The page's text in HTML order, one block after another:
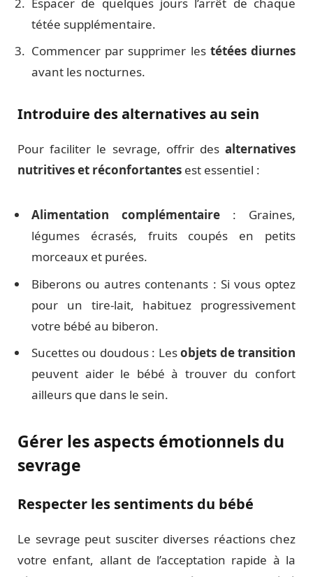
tétée supplémentaire.
Commencer par supprimer les tétées diurnes
avant les nocturnes.
Introduire des alternatives au sein
Pour faciliter le sevrage, offrir des alternatives
nutritives et réconfortantes est essentiel :
Alimentation complémentaire : Graines,
légumes écrasés, fruits coupés en petits
morceaux et purées.
Biberons ou autres contenants : Si vous optez
pour un tire-lait, habituez progressivement
votre bébé au biberon.
Sucettes ou doudous : Lesobjets de transition
peuvent aider le bébé à trouver du confort
ailleurs que dans le sein.
Gérer les aspects émotionnels du
sevrage
Respecter les sentiments du bébé
Le sevrage peut susciter diverses réactions chez
votre enfant, allant de l’acceptation rapide à la